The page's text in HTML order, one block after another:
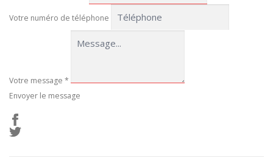
Votre numéro de téléphone
Votre message *
Envoyer le message